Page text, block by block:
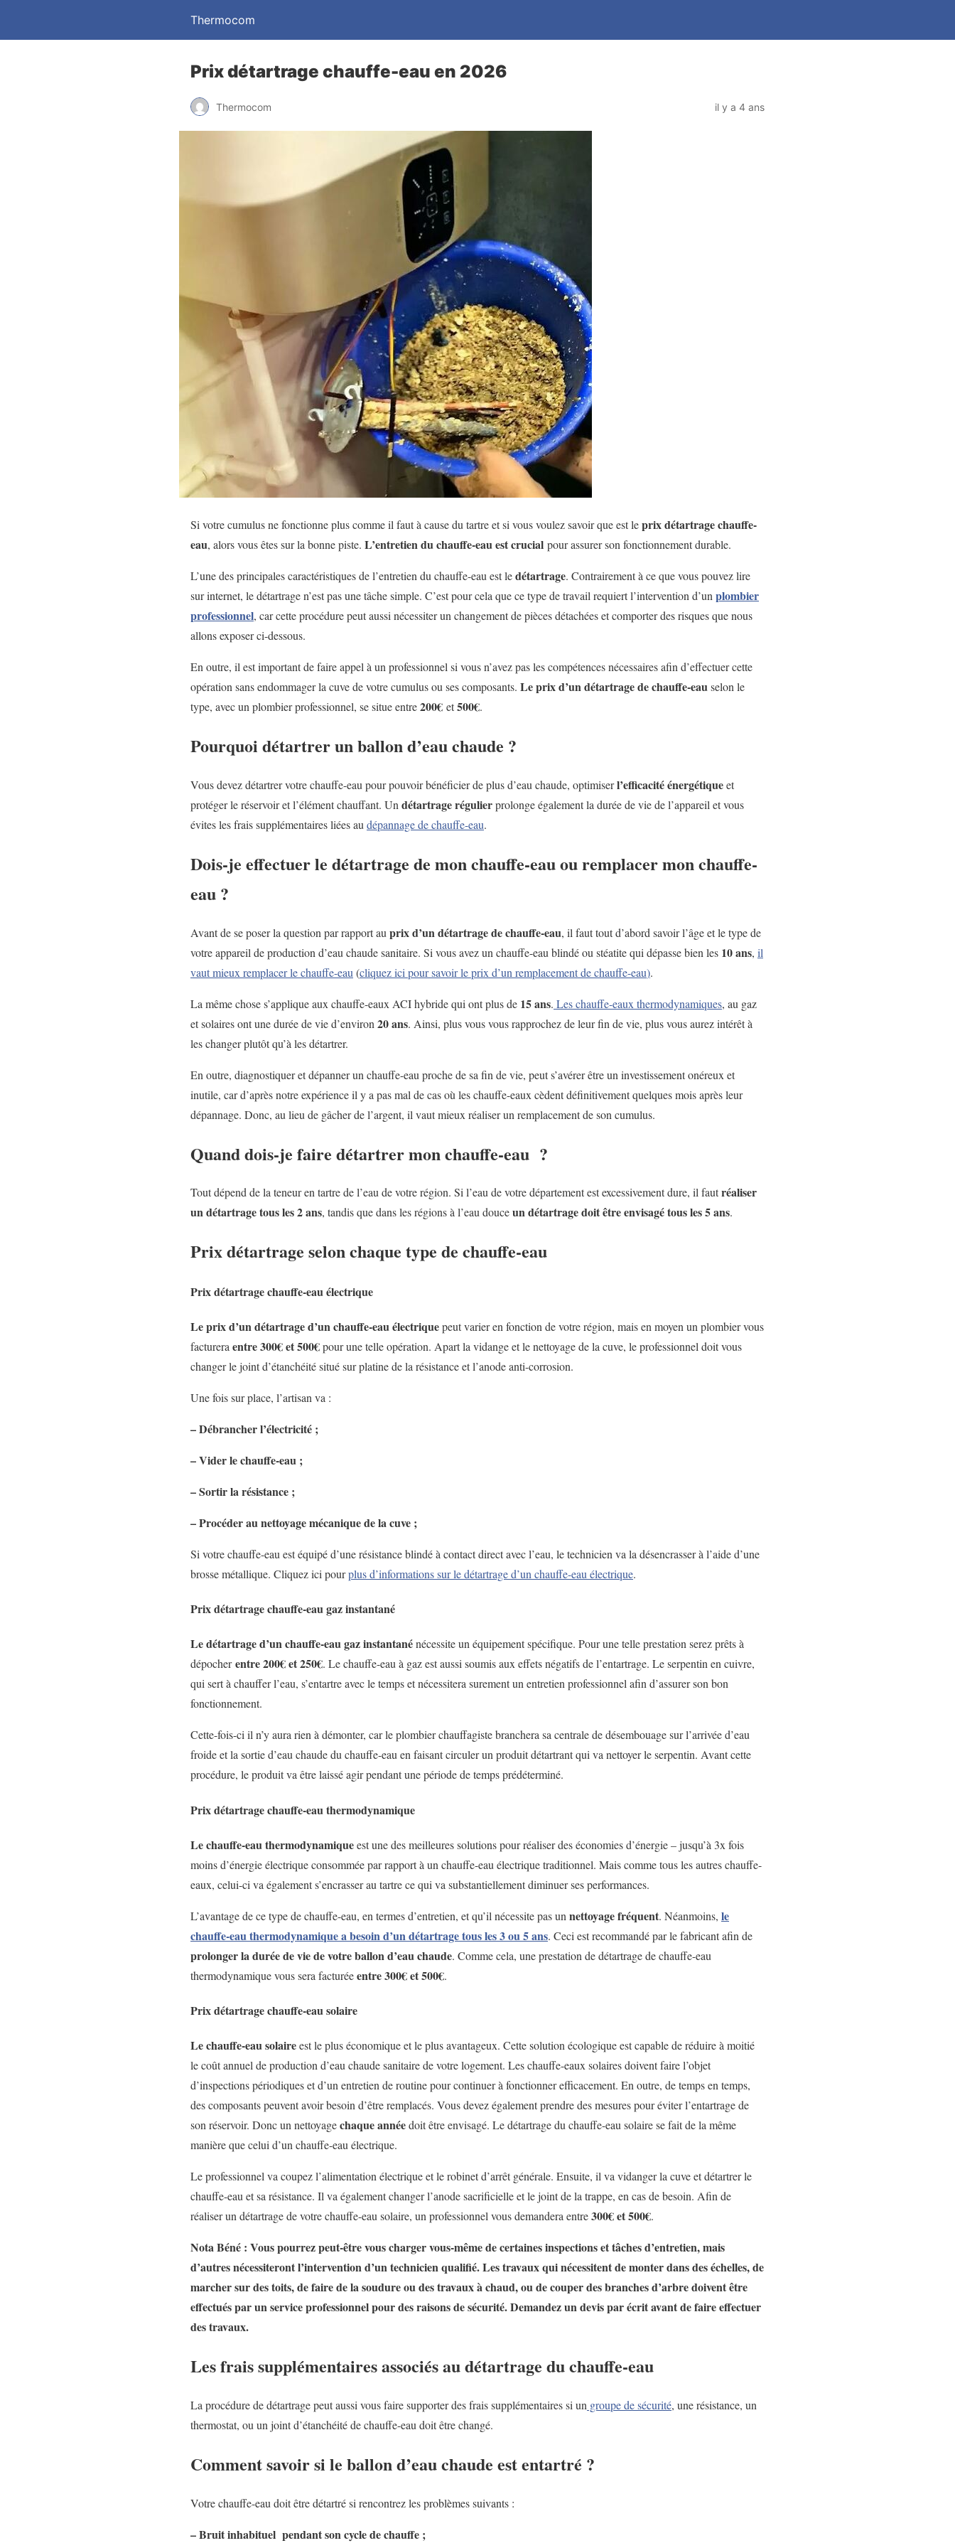
Thermocom
Prix détartrage chauffe-eau en 2026
Thermocom il y a 4 ans
Si votre cumulus ne fonctionne plus comme il faut à cause du tartre et si vous voulez savoir que est leprix détartrage chauffe-
eau, alors vous êtes sur la bonne piste. L’entretien du chauffe-eau est crucial pour assurer son fonctionnement durable.
L’une des principales caractéristiques de l’entretien du chauffe-eau est ledétartrage. Contrairement à ce que vous pouvez lire
sur internet, le détartrage n’est pas une tâche simple. C’est pour cela que ce type de travail requiert l’intervention d’un plombier
professionnel, car cette procédure peut aussi nécessiter un changement de pièces détachées et comporter des risques que nous
allons exposer ci-dessous.
En outre, il est important de faire appel à un professionnel si vous n’avez pas les compétences nécessaires afin d’effectuer cette
opération sans endommager la cuve de votre cumulus ou ses composants. Le prix d’un détartrage de chauffe-eauselon le
type, avec un plombier professionnel, se situe entre200€ et500€.
Pourquoi détartrer un ballon d’eau chaude ?
Vous devez détartrer votre chauffe-eau pour pouvoir bénéficier de plus d’eau chaude, optimiserl’efficacité énergétiqueet
protéger le réservoir et l’élément chauffant. Un détartrage régulierprolonge également la durée de vie de l’appareil et vous
évites les frais supplémentaires liées au dépannage de chauffe-eau.
Dois-je effectuer le détartrage de mon chauffe-eau ou remplacer mon chauffe-
eau ?
Avant de se poser la question par rapport au prix d’un détartrage de chauffe-eau, il faut tout d’abord savoir l’âge et le type de
votre appareil de production d’eau chaude sanitaire. Si vous avez un chauffe-eau blindé ou stéatite qui dépasse bien les 10 ans, il
vaut mieux remplacer le chauffe-eau (cliquez ici pour savoir le prix d’un remplacement de chauffe-eau).
La même chose s’applique aux chauffe-eaux ACI hybride qui ont plus de 15 ans. Les chauffe-eaux thermodynamiques, au gaz
et solaires ont une durée de vie d’environ 20 ans. Ainsi, plus vous vous rapprochez de leur fin de vie, plus vous aurez intérêt à
les changer plutôt qu’à les détartrer.
En outre, diagnostiquer et dépanner un chauffe-eau proche de sa fin de vie, peut s’avérer être un investissement onéreux et
inutile, car d’après notre expérience il y a pas mal de cas où les chauffe-eaux cèdent définitivement quelques mois après leur
dépannage. Donc, au lieu de gâcher de l’argent, il vaut mieux réaliser un remplacement de son cumulus.
Quand dois-je faire détartrer mon chauffe-eau ?
Tout dépend de la teneur en tartre de l’eau de votre région. Si l’eau de votre département est excessivement dure, il fautréaliser
un détartrage tous les 2 ans, tandis que dans les régions à l’eau douceun détartrage doit être envisagé tous les 5 ans.
Prix détartrage selon chaque type de chauffe-eau
Prix détartrage chauffe-eau électrique
Le prix d’un détartrage d’un chauffe-eau électriquepeut varier en fonction de votre région, mais en moyen un plombier vous
facturera entre 300€ et 500€pour une telle opération. Apart la vidange et le nettoyage de la cuve, le professionnel doit vous
changer le joint d’étanchéité situé sur platine de la résistance et l’anode anti-corrosion.
Une fois sur place, l’artisan va :
– Débrancher l’électricité ;
– Vider le chauffe-eau ;
– Sortir la résistance ;
– Procéder au nettoyage mécanique de la cuve ;
Si votre chauffe-eau est équipé d’une résistance blindé à contact direct avec l’eau, le technicien va la désencrasser à l’aide d’une
brosse métallique. Cliquez ici pourplus d’informations sur le détartrage d’un chauffe-eau électrique.
Prix détartrage chauffe-eau gaz instantané
Le détartrage d’un chauffe-eau gaz instantanénécessite un équipement spécifique. Pour une telle prestation serez prêts à
dépocherentre 200€ et 250€. Le chauffe-eau à gaz est aussi soumis aux effets négatifs de l’entartrage. Le serpentin en cuivre,
qui sert à chauffer l’eau, s’entartre avec le temps et nécessitera surement un entretien professionnel afin d’assurer son bon
fonctionnement.
Cette-fois-ci il n’y aura rien à démonter, car le plombier chauffagiste branchera sa centrale de désembouage sur l’arrivée d’eau
froide et la sortie d’eau chaude du chauffe-eau en faisant circuler un produit détartrant qui va nettoyer le serpentin. Avant cette
procédure, le produit va être laissé agir pendant une période de temps prédéterminé.
Prix détartrage chauffe-eau thermodynamique
Le chauffe-eau thermodynamiqueest une des meilleures solutions pour réaliser des économies d’énergie – jusqu’à 3x fois
moins d’énergie électrique consommée par rapport à un chauffe-eau électrique traditionnel. Mais comme tous les autres chauffe-
eaux, celui-ci va également s’encrasser au tartre ce qui va substantiellement diminuer ses performances.
L’avantage de ce type de chauffe-eau, en termes d’entretien, et qu’il nécessite pas un nettoyage fréquent. Néanmoins, le
chauffe-eau thermodynamique a besoin d’un détartrage tous les 3 ou 5 ans. Ceci est recommandé par le fabricant afin de
prolonger la durée de vie de votre ballon d’eau chaude. Comme cela, une prestation de détartrage de chauffe-eau
thermodynamique vous sera facturéeentre 300€ et 500€.
Prix détartrage chauffe-eau solaire
Le chauffe-eau solaireest le plus économique et le plus avantageux. Cette solution écologique est capable de réduire à moitié
le coût annuel de production d’eau chaude sanitaire de votre logement. Les chauffe-eaux solaires doivent faire l’objet
d’inspections périodiques et d’un entretien de routine pour continuer à fonctionner efficacement. En outre, de temps en temps,
des composants peuvent avoir besoin d’être remplacés. Vous devez également prendre des mesures pour éviter l’entartrage de
son réservoir. Donc un nettoyagechaque annéedoit être envisagé. Le détartrage du chauffe-eau solaire se fait de la même
manière que celui d’un chauffe-eau électrique.
Le professionnel va coupez l’alimentation électrique et le robinet d’arrêt générale. Ensuite, il va vidanger la cuve et détartrer le
chauffe-eau et sa résistance. Il va également changer l’anode sacrificielle et le joint de la trappe, en cas de besoin. Afin de
réaliser un détartrage de votre chauffe-eau solaire, un professionnel vous demandera entre300€ et 500€.
Nota Béné : Vous pourrez peut-être vous charger vous-même de certaines inspections et tâches d’entretien, mais
d’autres nécessiteront l’intervention d’un technicien qualifié. Les travaux qui nécessitent de monter dans des échelles, de
marcher sur des toits, de faire de la soudure ou des travaux à chaud, ou de couper des branches d’arbre doivent être
effectués par un service professionnel pour des raisons de sécurité. Demandez un devis par écrit avant de faire effectuer
des travaux.
Les frais supplémentaires associés au détartrage du chauffe-eau
La procédure de détartrage peut aussi vous faire supporter des frais supplémentaires si un groupe de sécurité, une résistance, un
thermostat, ou un joint d’étanchéité de chauffe-eau doit être changé.
Comment savoir si le ballon d’eau chaude est entartré ?
Votre chauffe-eau doit être détartré si rencontrez les problèmes suivants :
– Bruit inhabituel pendant son cycle de chauffe ;